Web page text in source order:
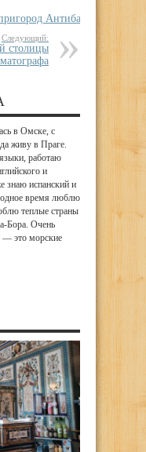
Антиба
Следующий:
столицы
в Омске, с
живу в Праге.
работаю
и
знаю испанский и
время люблю
теплые страны
Бора. Очень
это морские